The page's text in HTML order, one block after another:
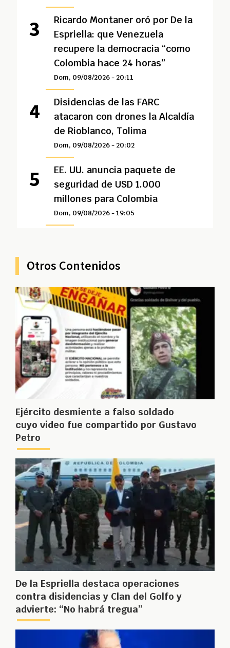
Ricardo Montaner oró por De la
Espriella: que Venezuela
recupere la democracia “como
Colombia hace 24 horas”
Dom, 09/08/2026 - 20:11
Disidencias de las FARC
atacaron con drones la Alcaldía
de Rioblanco, Tolima
Dom, 09/08/2026 - 20:02
EE. UU. anuncia paquete de
seguridad de USD 1.000
millones para Colombia
Dom, 09/08/2026 - 19:05
Otros Contenidos
Ejército desmiente a falso soldado
cuyo video fue compartido por Gustavo
Petro
De la Espriella destaca operaciones
contra disidencias y Clan del Golfo y
advierte: “No habrá tregua”